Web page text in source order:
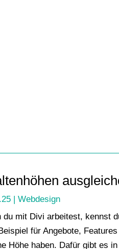
|Webdesign
du mit Divi arbeitest, kennst
für Angebote,
Höhe haben. Dafür gibt es